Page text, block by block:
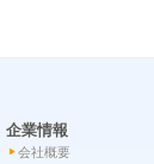
企業情報
会社概要